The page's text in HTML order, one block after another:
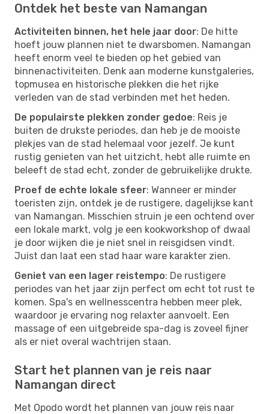
Ontdek het beste van Namangan
Activiteiten binnen, het hele jaar door: De hitte
hoeft jouw plannen niet te dwarsbomen. Namangan
heeft enorm veel te bieden op het gebied van
binnenactiviteiten. Denk aan moderne kunstgaleries,
topmusea en historische plekken die het rijke
verleden van de stad verbinden met het heden.
De populairste plekken zonder gedoe: Reis je
buiten de drukste periodes, dan heb je de mooiste
plekjes van de stad helemaal voor jezelf. Je kunt
rustig genieten van het uitzicht, hebt alle ruimte en
beleeft de stad echt, zonder de gebruikelijke drukte.
Proef de echte lokale sfeer: Wanneer er minder
toeristen zijn, ontdek je de rustigere, dagelijkse kant
van Namangan. Misschien struin je een ochtend over
een lokale markt, volg je een kookworkshop of dwaal
je door wijken die je niet snel in reisgidsen vindt.
Juist dan laat een stad haar ware karakter zien.
Geniet van een lager reistempo: De rustigere
periodes van het jaar zijn perfect om echt tot rust te
komen. Spa's en wellnesscentra hebben meer plek,
waardoor je ervaring nog relaxter aanvoelt. Een
massage of een uitgebreide spa-dag is zoveel fijner
als er niet overal wachtrijen staan.
Start het plannen van je reis naar
Namangan direct
Met Opodo wordt het plannen van jouw reis naar